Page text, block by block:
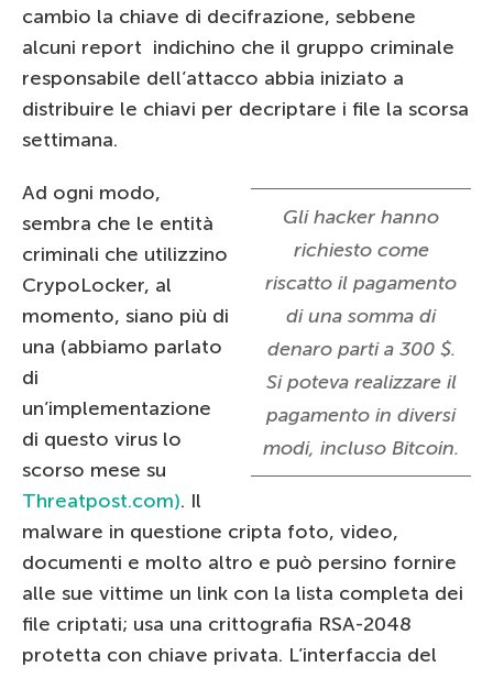
cambio la chiave di decifrazione, sebbene
alcuni report indichino che il gruppo criminale
responsabile dell’attacco abbia iniziato a
distribuire le chiavi per decriptare i file la scorsa
settimana.
Gli hacker hanno
richiesto come
riscatto il pagamento
di una somma di
denaro parti a 300 $.
Si poteva realizzare il
pagamento in diversi
modi, incluso Bitcoin.
Ad ogni modo,
sembra che le entità
criminali che utilizzino
CrypoLocker, al
momento, siano più di
una (abbiamo parlato
di
un’implementazione
di questo virus lo
scorso mese su
Threatpost.com). Il
malware in questione cripta foto, video,
documenti e molto altro e può persino fornire
alle sue vittime un link con la lista completa dei
file criptati; usa una crittografia RSA-2048
protetta con chiave privata. L’interfaccia del